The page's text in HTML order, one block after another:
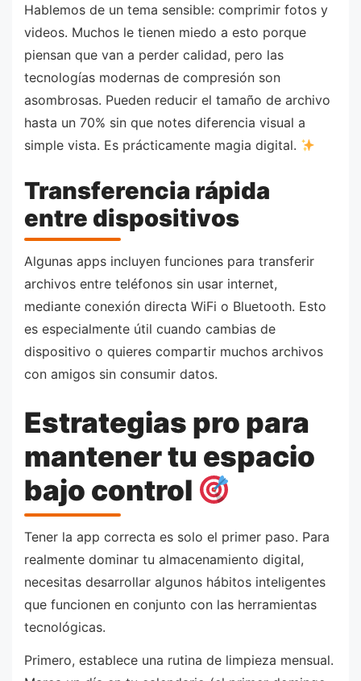
Hablemos de un tema sensible: comprimir fotos y
videos. Muchos le tienen miedo a esto porque
piensan que van a perder calidad, pero las
tecnologías modernas de compresión son
asombrosas. Pueden reducir el tamaño de archivo
hasta un 70% sin que notes diferencia visual a
simple vista. Es prácticamente magia digital.
Transferencia rápida
entre dispositivos
Algunas apps incluyen funciones para transferir
archivos entre teléfonos sin usar internet,
mediante conexión directa WiFi o Bluetooth. Esto
es especialmente útil cuando cambias de
dispositivo o quieres compartir muchos archivos
con amigos sin consumir datos.
Estrategias pro para
mantener tu espacio
bajo control
Tener la app correcta es solo el primer paso. Para
realmente dominar tu almacenamiento digital,
necesitas desarrollar algunos hábitos inteligentes
que funcionen en conjunto con las herramientas
tecnológicas.
Primero, establece una rutina de limpieza mensual.